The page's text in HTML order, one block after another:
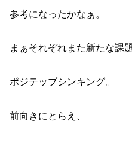
参考になったかなぁ。
まぁそれぞれまた新たな課
ポジテッブシンキング。
前向きにとらえ、